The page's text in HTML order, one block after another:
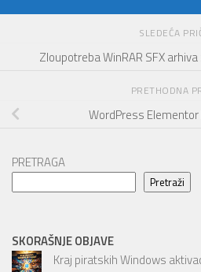
SLEDEĆA
Zloupotreba WinRAR SFX
PRETHODNA
WordPress
PRETRAGA
Pretraži
SKORAŠNJE OBJAVE
Kraj piratskih Windows